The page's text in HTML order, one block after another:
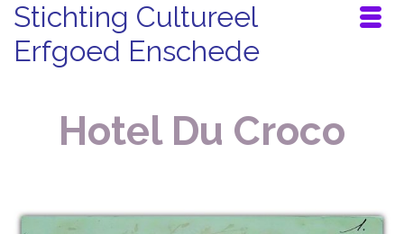
Stichting Cultureel
Erfgoed Enschede
Hotel Du Croco